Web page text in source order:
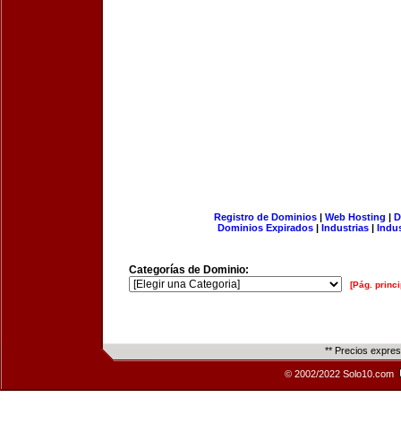
Registro de Dominios| Web Hosting |
Dominios Expirados | Industrias |
Categorías de Dominio:
[Pág.
** Precios
© 2002/2022 Solo10.com